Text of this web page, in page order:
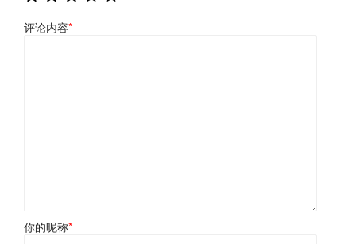
评论内容*
你的昵称*